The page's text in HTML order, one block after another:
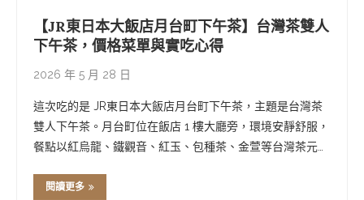
【JR東日本大飯店月台町下午茶】台灣茶雙人
下午茶，價格菜單與實吃心得
2026 年 5 月 28 日
這次吃的是 JR東日本大飯店月台町下午茶，主題是台灣茶
雙人下午茶。月台町位在飯店 1 樓大廳旁，環境安靜舒服，
餐點以紅烏龍、鐵觀音、紅玉、包種茶、金萱等台灣茶元素
道沒有特別打中我。這篇整理價格、菜單、實吃心得與交通
閱讀更多